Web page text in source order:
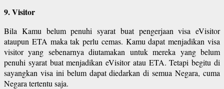
9. Visitor
Bila Kamu belum penuhi syarat buat pengerjaan visa eVisitor
ataupun ETA maka tak perlu cemas. Kamu dapat menjadikan visa
visitor yang sebenarnya diutamakan untuk mereka yang belum
penuhi syarat buat menjadikan eVisitor atau ETA. Tetapi begitu di
sayangkan visa ini belum dapat diedarkan di semua Negara, cuma
Negara tertentu saja.